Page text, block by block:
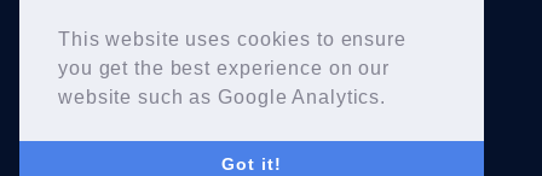
This website uses cookies to ensure
you get the best experience on our
website such as Google Analytics.
Got it!
Copyright © 2026Yiannis Karousos. All Rights
Reserved.